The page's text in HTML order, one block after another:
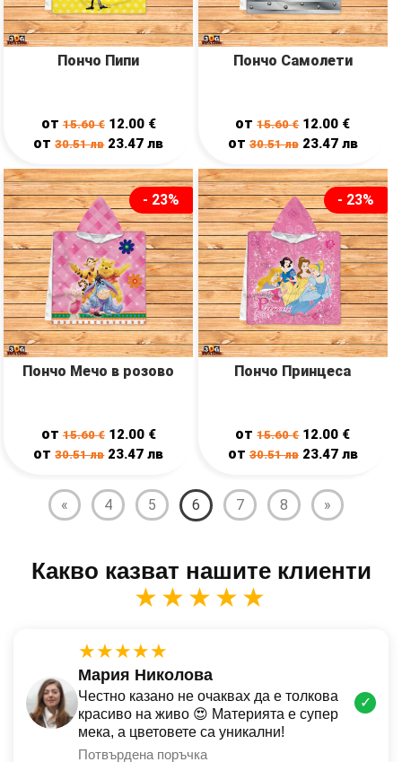
Пончо Пипи
от15.60€ 12.00 €
от30.51лв 23.47лв
Пончо Самолети
от15.60€ 12.00 €
от 30.51лв 23.47 лв
- 23%
Пончо Мечо в розово
от15.60€ 12.00 €
от30.51лв 23.47лв
- 23%
Пончо Принцеса
от15.60€ 12.00 €
от 30.51лв 23.47 лв
« 4 5 6 7 8 »
Какво казват нашите клиенти
★★★★★
★★★★★
Мария Николова
Честно казано не очаквах да е толкова
красиво на живо 😍 Материята е супер
мека, а цветовете са уникални!
Потвърдена поръчка
✓